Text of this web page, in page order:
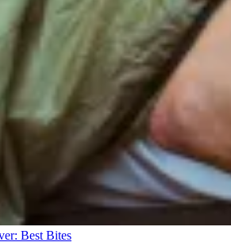
Best Bites